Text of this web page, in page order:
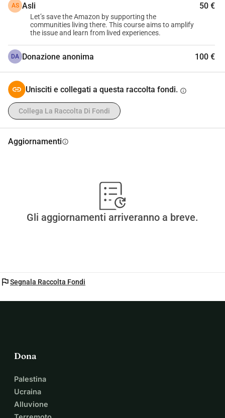
potenti agenti di cambiamento. Attraverso i nostri
programmi di formazione e risorse online, stiamo
costruendo una rete globale di giornalisti cittadini che
riportano su questioni che contano di più per le loro
comunità dai diritti umani e giustizia ambientale alla
Sostenendo Comundos, stai investendo in un giornalismo
autentico e guidato dalla comunità che sfida le narrazioni
mainstream e amplifica le voci marginalizzate.
AS Asli 50 €
Let’s save the Amazon by supporting the
communities living there. This course aims to amplify
the issue and learn from lived experiences.
DA Donazione anonima 100 €
Unisciti e collegati a questa raccolta fondi. info
Collega La Raccolta Di Fondi
Aggiornamentiinfo
Gli aggiornamenti arriveranno a breve.
flagSegnala Raccolta Fondi
Dona
Palestina
Ucraina
Alluvione